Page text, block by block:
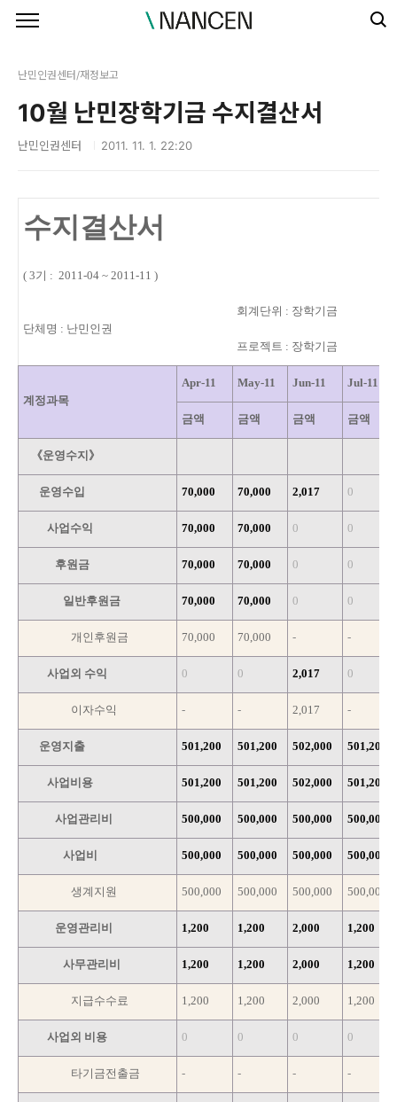
난민인권센터/재정보고
10월 난민장학기금 수지결산서
난민인권센터 2011. 11. 1. 22:20
수지결산서
( 3기 : 2011-04 ~ 2011-11 )
단체명 : 난민인권
회계단위 : 장학기금
프로젝트 : 장학기금
계정과목
Apr-11 May-11 Jun-11 Jul-11
금액 금액 금액 금액
《운영수지》
운영수입 70,000 70,000 2,017 0
사업수익 70,000 70,000 0 0
후원금 70,000 70,000 0 0
일반후원금 70,000 70,000 0 0
개인후원금 70,000 70,000 - -
사업외 수익 0 0 2,017 0
이자수익 - - 2,017 -
운영지출 501,200 501,200 502,000 501,200
사업비용 501,200 501,200 502,000 501,200
사업관리비 500,000 500,000 500,000 500,000
사업비 500,000 500,000 500,000 500,000
생계지원 500,000 500,000 500,000 500,000
운영관리비 1,200 1,200 2,000 1,200
사무관리비 1,200 1,200 2,000 1,200
지급수수료 1,200 1,200 2,000 1,200
사업외 비용 0 0 0 0
타기금전출금 - - - -